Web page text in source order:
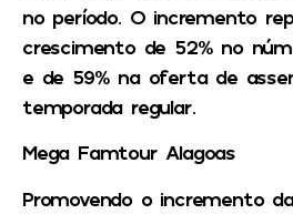
no período. O incremento
crescimento de 52% no
e de 59% na oferta de
temporada regular.
Mega Famtour Alagoas
Promovendo o incremento